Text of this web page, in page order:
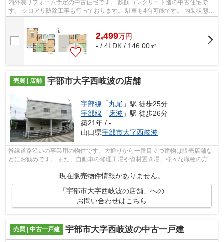
内外装リフォーム予定の中古住宅です。 鉄筋コンクリート造の中古住宅で
す。 シロアリ防除工事も行っております。 駐車も4台可能です。 内装状態良
好ですので、即入居可能です。 随時...
2,499万円
- / 4LDK / 146.00㎡
売買 | 店舗 宇部市大字西岐波の店舗
宇部線 「丸尾 」駅 徒歩25分
宇部線 「 床波 」駅 徒歩26分
築21年 / -
山口県宇部市大字西岐波
幹線道路沿いの事業用の物件です。大通りから一番目立つ建物は販売店舗な
どにお勧めです。 また、自動車の修理工場や資材置き場、様々な職種の方に
ご検討いただけます。広いスペースと...
現在販売物件情報がありません。
「宇部市大字西岐波の店舗」への
お問い合わせはこちら
売買 | 中古一戸建 宇部市大字西岐波の中古一戸建